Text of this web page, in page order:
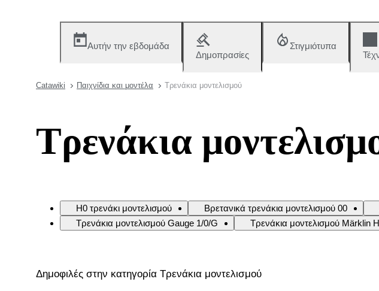
Αυτήν την εβδομάδα
Δημοπρασίες
Στιγμιότυπα
Catawiki Παιχνίδια και μοντέλα Τρενάκια μοντελισμού
Τρενάκια
H0 τρενάκι μοντελισμού Βρετανικά τρενάκια μοντελισμού 00
Τρενάκια μοντελισμού Gauge 1/0/G
Τρενάκια μοντελισμού Märklin
Δημοφιλές στην κατηγορία Τρενάκια μοντελισμού